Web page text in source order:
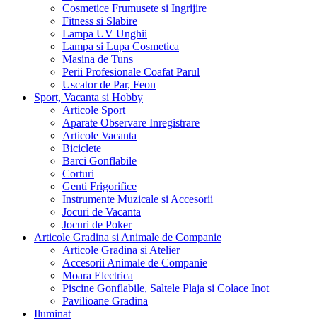
Cosmetice Frumusete si Ingrijire
Fitness si Slabire
Lampa UV Unghii
Lampa si Lupa Cosmetica
Masina de Tuns
Perii Profesionale Coafat Parul
Uscator de Par, Feon
Sport, Vacanta si Hobby
Articole Sport
Aparate Observare Inregistrare
Articole Vacanta
Biciclete
Barci Gonflabile
Corturi
Genti Frigorifice
Instrumente Muzicale si Accesorii
Jocuri de Vacanta
Jocuri de Poker
Articole Gradina si Animale de Companie
Articole Gradina si Atelier
Accesorii Animale de Companie
Moara Electrica
Piscine Gonflabile, Saltele Plaja si Colace Inot
Pavilioane Gradina
Iluminat